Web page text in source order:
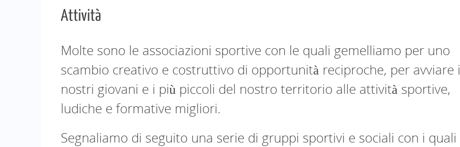
Attività
Molte sono le associazioni sportive con le quali gemelliamo per uno
scambio creativo e costruttivo di opportunità reciproche, per avviare i
nostri giovani e i più piccoli del nostro territorio alle attività sportive,
ludiche e formative migliori.
Segnaliamo di seguito una serie di gruppi sportivi e sociali con i quali